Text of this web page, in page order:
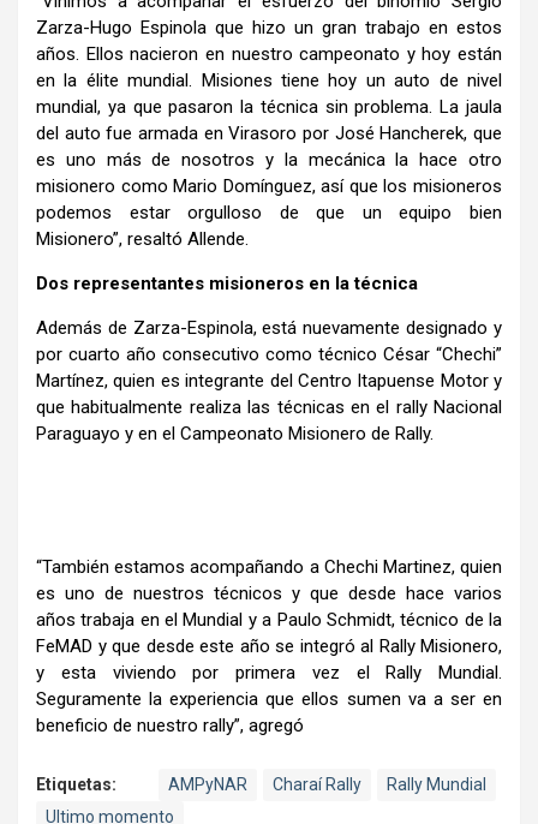
Zarza-Hugo Espinola que hizo un gran trabajo en estos
años. Ellos nacieron en nuestro campeonato y hoy están
en la élite mundial. Misiones tiene hoy un auto de nivel
mundial, ya que pasaron la técnica sin problema. La jaula
del auto fue armada en Virasoro por José Hancherek, que
es uno más de nosotros y la mecánica la hace otro
misionero como Mario Domínguez, así que los misioneros
podemos estar orgulloso de que un equipo bien
Misionero”, resaltó Allende.
Dos representantes misioneros en la técnica
Además de Zarza-Espinola, está nuevamente designado y
por cuarto año consecutivo como técnico César “Chechi”
Martínez, quien es integrante del Centro Itapuense Motor y
que habitualmente realiza las técnicas en el rally Nacional
Paraguayo y en el Campeonato Misionero de Rally.
“También estamos acompañando a Chechi Martinez, quien
es uno de nuestros técnicos y que desde hace varios
años trabaja en el Mundial y a Paulo Schmidt, técnico de la
FeMAD y que desde este año se integró al Rally Misionero,
y esta viviendo por primera vez el Rally Mundial.
Seguramente la experiencia que ellos sumen va a ser en
beneficio de nuestro rally”, agregó
Etiquetas: AMPyNAR Charaí Rally
Rally Mundial
Ultimo momento